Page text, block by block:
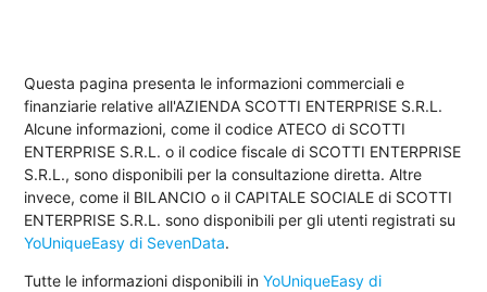
Questa pagina presenta le informazioni commerciali e
finanziarie relative all'AZIENDA SCOTTI ENTERPRISE S.R.L.
Alcune informazioni, come il codice ATECO di SCOTTI
ENTERPRISE S.R.L. o il codice fiscale di SCOTTI ENTERPRISE
S.R.L., sono disponibili per la consultazione diretta. Altre
invece, come il BILANCIO o il CAPITALE SOCIALE di SCOTTI
ENTERPRISE S.R.L. sono disponibili per gli utenti registrati su
YoUniqueEasy di SevenData.
Tutte le informazioni disponibili inYoUniqueEasy di